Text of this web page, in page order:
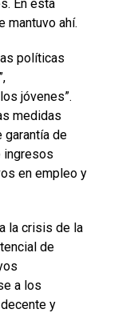
En esta
mantuvo ahí.
políticas
jóvenes”.
medidas
garantía de
ingresos
en empleo y
la crisis de la
de
a los
y